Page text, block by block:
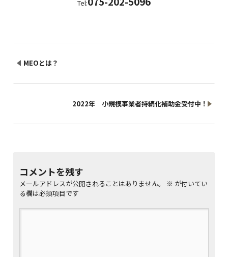
Tel:
MEOとは？
2022年 小規模事業者持続化補助金受付中！
コメントを残す
メールアドレスが公開されることはありません。 ※ が付いてい
る欄は必須項目です